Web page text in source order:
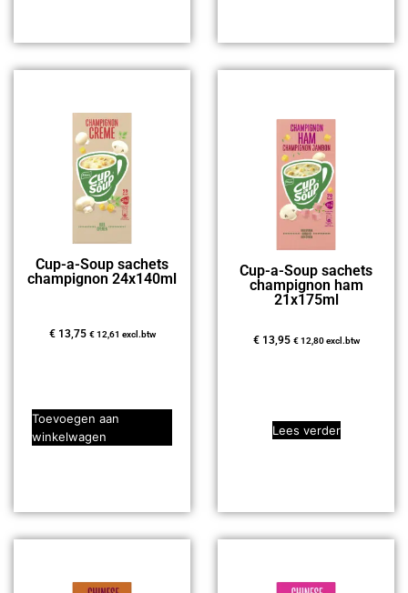
Cup-a-Soup sachets
champignon 24x140ml
€13,75 €12,61 excl.btw
Toevoegen aan
winkelwagen
Cup-a-Soup sachets
champignon ham
21x175ml
€13,95 €12,80excl.btw
Lees verder